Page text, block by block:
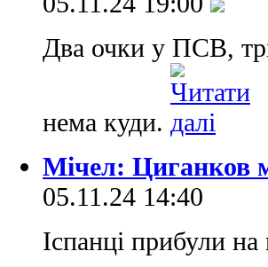
Два очки у ПСВ,
нема куди.
Мічел: Циганков
05.11.24 14:40
Іспанці прибули